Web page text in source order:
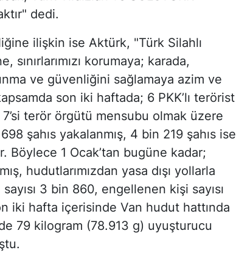
dedi.
ilişkin ise Aktürk, "Türk Silahlı
korumaya; karada,
ve güvenliğini sağlamaya azim ve
son iki haftada; 6 PKK’lı terörist
terör örgütü mensubu olmak üzere
şahıs yakalanmış, 4 bin 219 şahıs ise
1 Ocak’tan bugüne kadar;
hudutlarımızdan yasa dışı yollarla
3 bin 860, engellenen kişi sayısı
iki hafta içerisinde Van hudut hattında
79 kilogram (78.913 g) uyuşturucu